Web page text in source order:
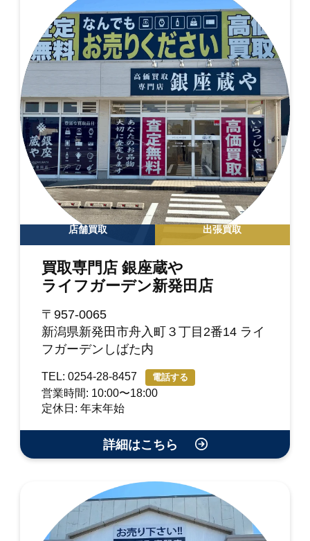
店舗買取 出張買取
買取専門店 銀座蔵や
ライフガーデン新発田店
〒957-0065
新潟県新発田市舟入町３丁目2番14 ライ
フガーデンしばた内
TEL: 0254-28-8457 電話する
営業時間: 10:00〜18:00
定休日: 年末年始
詳細はこちら